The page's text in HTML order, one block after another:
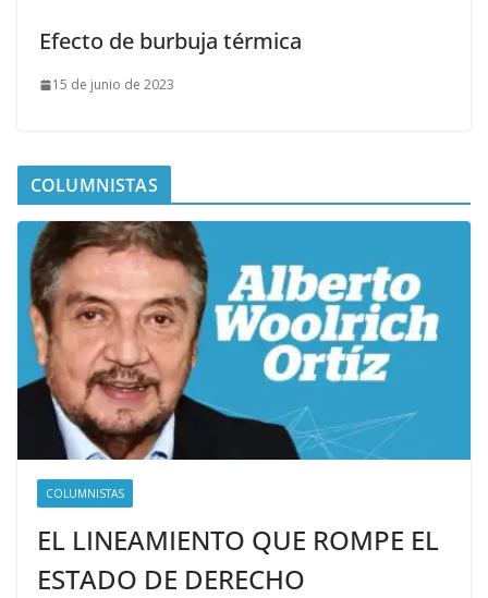
Efecto de burbuja térmica
15 de junio de 2023
COLUMNISTAS
COLUMNISTAS
EL LINEAMIENTO QUE ROMPE EL
ESTADO DE DERECHO